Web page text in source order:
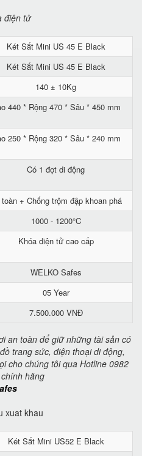
Két Sắt Mini US 45 E Black
Két Sắt Mini US 45 E Black
140 ± 10Kg
440 * Rộng 470 * Sâu * 450 mm
250 * Rộng 320 * Sâu * 240 mm
Có 1 đợt di động
+ Chống trộm đập khoan phá
1000 - 1200°C
Khóa điện tử cao cấp
WELKO Safes
05 Year
7.500.000 VNĐ
an toàn để giữ những tài sản có
trang sức, điện thoại di động,
cho chúng tôi qua Hotline 0982
hãng
Két Sắt Mini US52 E Black